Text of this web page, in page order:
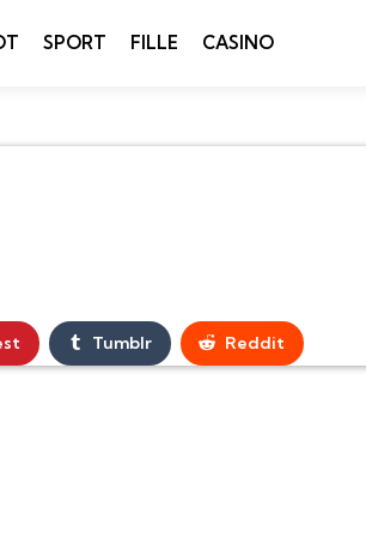
SPORT FILLE CASINO
Tumblr Reddit